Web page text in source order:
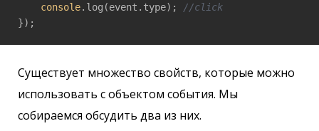
console.log(event.type);
//click
});
Существует множество свойств, которые можно
использовать с объектом события. Мы
собираемся обсудить два из них.